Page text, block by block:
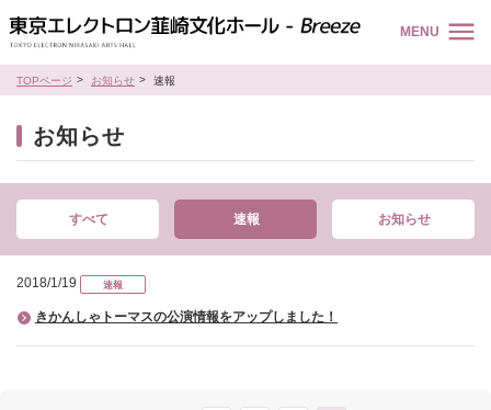
MENU
TOPページ お知らせ 速報
お知らせ
すべて 速報 お知らせ
2018/1/19 速報
きかんしゃトーマスの公演情報をアップしました！